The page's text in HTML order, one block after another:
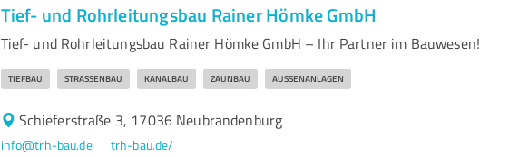
Tief- und Rohrleitungsbau Rainer Hömke GmbH
Tief- und Rohrleitungsbau Rainer Hömke GmbH – Ihr Partner im Bauwesen!
TIEFBAU STRASSENBAU KANALBAU ZAUNBAU AUSSENANLAGEN
Schieferstraße 3, 17036 Neubrandenburg
info@trh-bau.de trh-bau.de/